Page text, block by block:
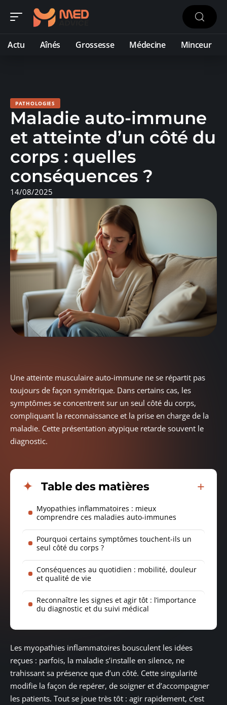
Actu Aînés Grossesse Médecine Minceur
PATHOLOGIES
Maladie auto-immune
et atteinte d’un côté du
corps : quelles
conséquences ?
14/08/2025
Une atteinte musculaire auto-immune ne se répartit pas
toujours de façon symétrique. Dans certains cas, les
symptômes se concentrent sur un seul côté du corps,
compliquant la reconnaissance et la prise en charge de la
maladie. Cette présentation atypique retarde souvent le
diagnostic.
Table des matières
Myopathies inflammatoires : mieux
comprendre ces maladies auto-immunes
Pourquoi certains symptômes touchent-ils un
seul côté du corps ?
Conséquences au quotidien : mobilité, douleur
et qualité de vie
Reconnaître les signes et agir tôt : l’importance
du diagnostic et du suivi médical
Les myopathies inflammatoires bousculent les idées
reçues : parfois, la maladie s’installe en silence, ne
trahissant sa présence que d’un côté. Cette singularité
modifie la façon de repérer, de soigner et d’accompagner
les patients. Tout se joue très tôt : agir rapidement, c’est